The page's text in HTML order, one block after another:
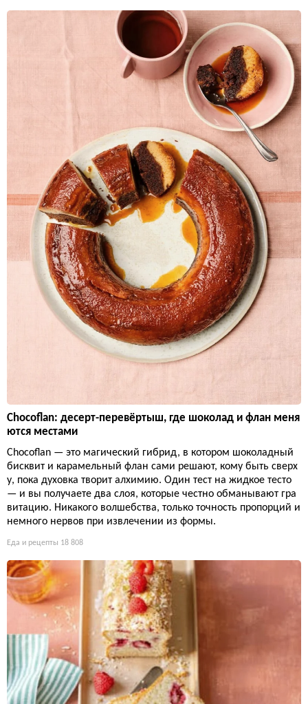
Chocoflan: десерт-перевёртыш, где шоколад и флан меня
ются местами
Chocoflan — это магический гибрид, в котором шоколадный
бисквит и карамельный флан сами решают, кому быть сверх
у, пока духовка творит алхимию. Один тест на жидкое тесто
— и вы получаете два слоя, которые честно обманывают гра
витацию. Никакого волшебства, только точность пропорций и
немного нервов при извлечении из формы.
Еда и рецепты 18 808